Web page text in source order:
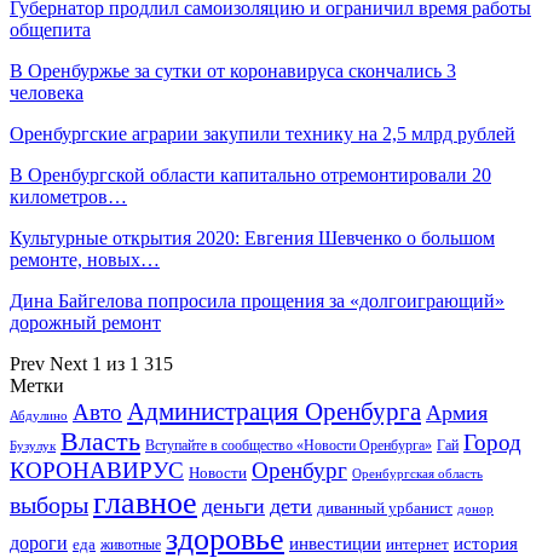
Губернатор продлил самоизоляцию и ограничил время работы
общепита
В Оренбуржье за сутки от коронавируса скончались 3
человека
Оренбургские аграрии закупили технику на 2,5 млрд рублей
В Оренбургской области капитально отремонтировали 20
километров…
Культурные открытия 2020: Евгения Шевченко о большом
ремонте, новых…
Дина Байгелова попросила прощения за «долгоиграющий»
дорожный ремонт
Prev Next 1 из 1 315
Метки
Абдулино Авто Администрация Оренбурга Армия
Бузулук Власть Вступайте в сообщество «Новости Оренбурга» Гай Город
КОРОНАВИРУС Новости Оренбург Оренбургская область
выборыглавное деньги дети диванный урбанист донор
дороги еда животные здоровье инвестиции интернет история